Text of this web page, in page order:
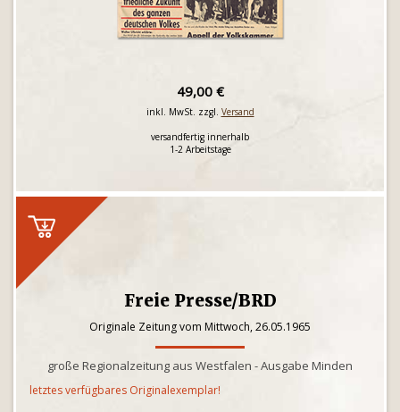
49,00 €
inkl. MwSt. zzgl. Versand
versandfertig innerhalb
1-2 Arbeitstage
Freie Presse/BRD
Originale Zeitung vom Mittwoch, 26.05.1965
große Regionalzeitung aus Westfalen - Ausgabe Minden
letztes verfügbares Originalexemplar!